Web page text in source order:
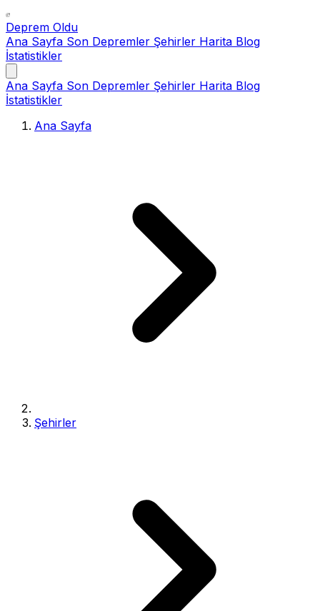
Deprem Oldu
Ana Sayfa Son Depremler Şehirler Harita Blog
İstatistikler
Ana Sayfa Son Depremler Şehirler Harita Blog
İstatistikler
Ana Sayfa
Şehirler